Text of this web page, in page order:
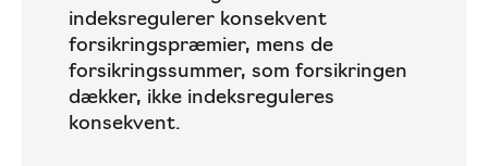
indeksregulerer konsekvent
forsikringspræmier, mens de
forsikringssummer, som forsikringen
dækker, ikke indeksreguleres
konsekvent.